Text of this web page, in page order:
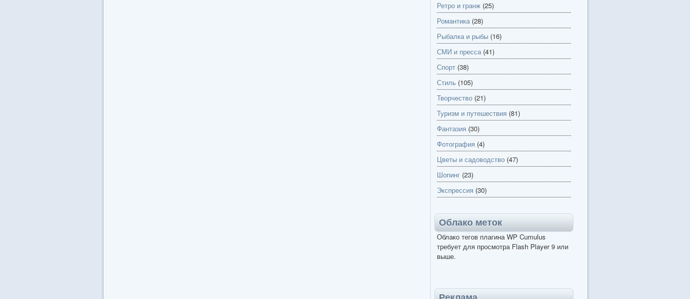
Ретро и гранж (25)
Романтика(28)
Рыбалка и рыбы (16)
СМИ и пресса(41)
Спорт (38)
Стиль (105)
Творчество (21)
Туризм и путешествия (81)
Фантазия (30)
Фотография (4)
Цветы и садоводство (47)
Шопинг (23)
Экспрессия (30)
Облако меток
Облако тегов плагина WP Cumulus
требует для просмотра Flash Player 9 или
выше.